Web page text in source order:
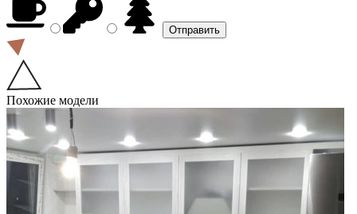
Похожие модели